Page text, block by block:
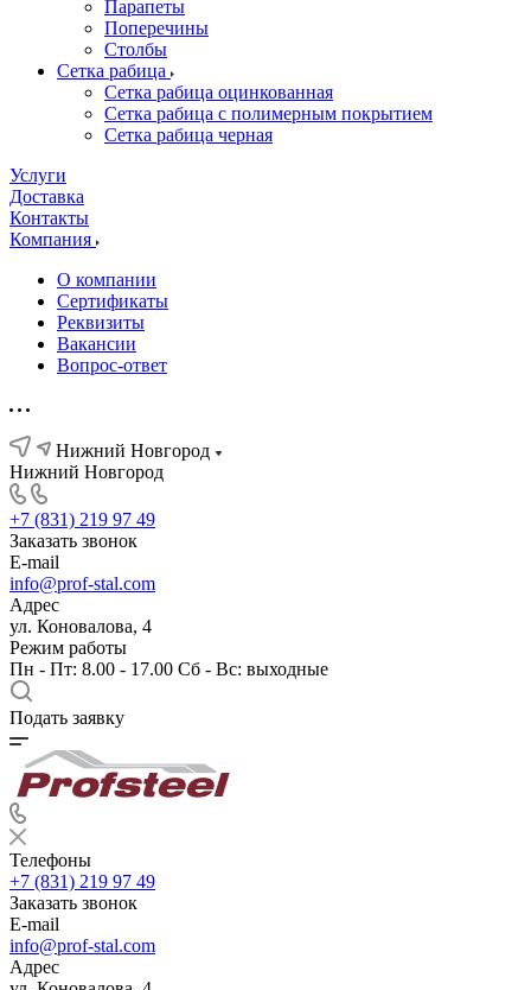
Парапеты
Поперечины
Столбы
Сетка рабица
Сетка рабица оцинкованная
Сетка рабица с полимерным покрытием
Сетка рабица черная
Услуги
Доставка
Контакты
Компания
О компании
Сертификаты
Реквизиты
Вакансии
Вопрос-ответ
Нижний Новгород
Нижний Новгород
+7 (831) 219 97 49
Заказать звонок
E-mail
info@prof-stal.com
Адрес
ул. Коновалова, 4
Режим работы
Пн - Пт: 8.00 - 17.00 Сб - Вс: выходные
Подать заявку
Телефоны
+7 (831) 219 97 49
Заказать звонок
E-mail
info@prof-stal.com
Адрес